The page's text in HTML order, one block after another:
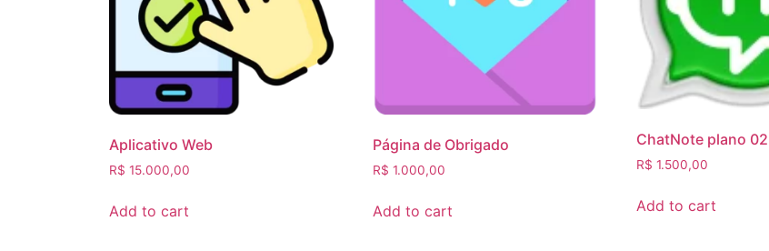
Aplicativo Web
R$ 15.000,00
Add to cart
Página de Obrigado
R$ 1.000,00
Add to cart
ChatNote plano
R$ 1.500,00
Add to cart